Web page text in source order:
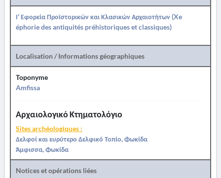
Ι' Εφορεία Προϊστορικών και Κλασικών Αρχαιοτήτων (Xe
éphorie des antiquités préhistoriques et classiques)
Localisation / Informations géographiques
Toponyme
Amfissa
Αρχαιολογικό Κτηματολόγιο
Sites archéologiques :
Δελφοί και ευρύτερο Δελφικό Τοπίο, Φωκίδα
Άμφισσα, Φωκίδα
Notices et opérations liées